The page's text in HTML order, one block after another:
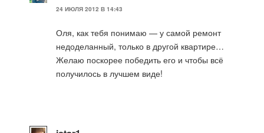
24 ИЮЛЯ 2012 В 14:43
Оля, как тебя понимаю — у самой ремонт
недоделанный, только в другой квартире…
Желаю поскорее победить его и чтобы всё
получилось в лучшем виде!